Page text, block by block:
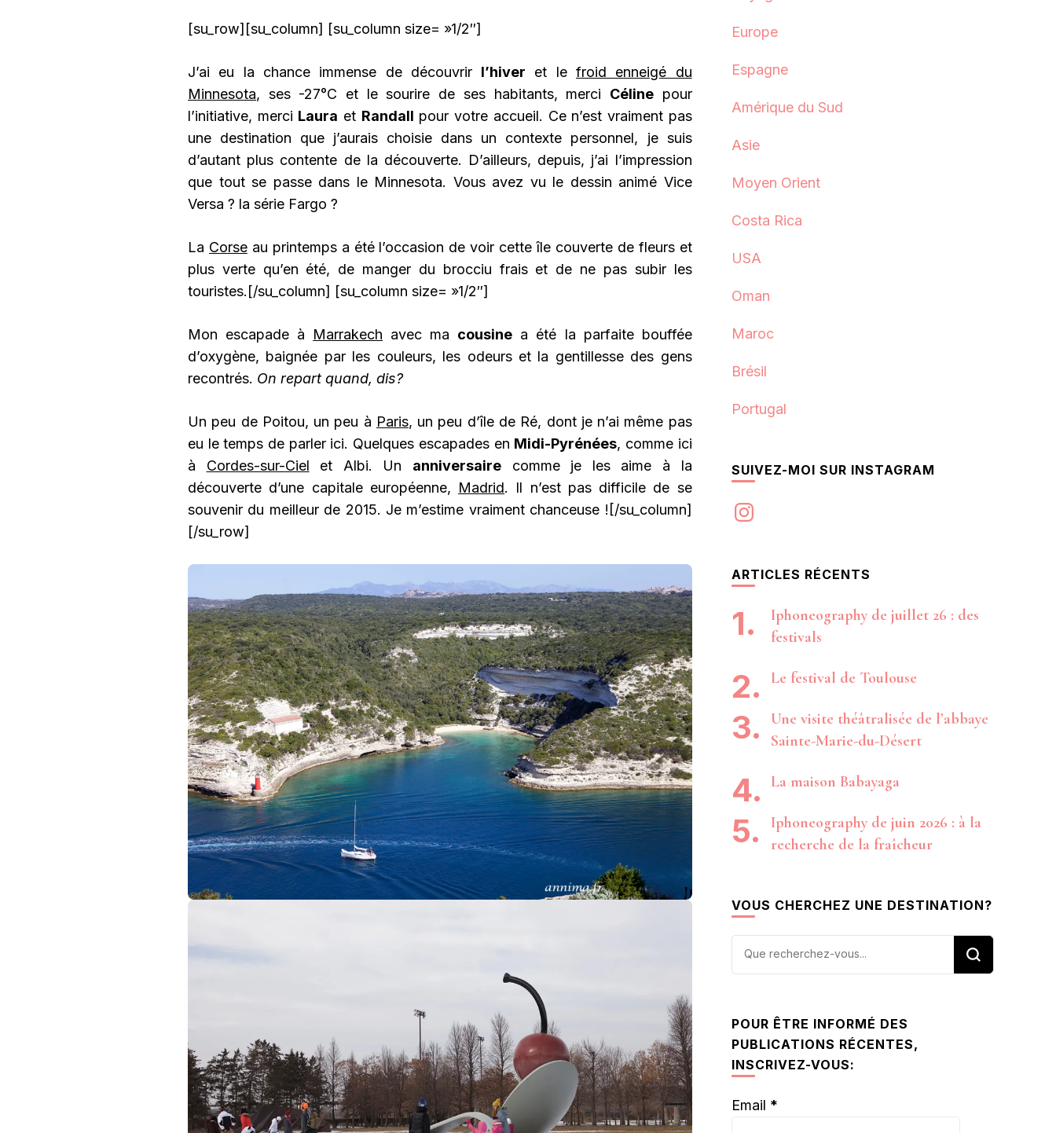
[su_row][su_column] [su_column size= »1/2″]
J’ai eu la chance immense de découvrir l’hiver et lefroid enneigé du
Minnesota, ses -27°C et le sourire de ses habitants, merci Célinepour
l’initiative, merci Laura et Randall pour votre accueil. Ce n’est vraiment pas
une destination que j’aurais choisie dans un contexte personnel, je suis
d’autant plus contente de la découverte. D’ailleurs, depuis, j’ai l’impression
que tout se passe dans le Minnesota. Vous avez vu le dessin animé Vice
Versa ? la série Fargo ?
La Corseau printemps a été l’occasion de voir cette île couverte de fleurs et
plus verte qu’en été, de manger du brocciu frais et de ne pas subir les
touristes.[/su_column] [su_column size= »1/2″]
Mon escapade à Marrakech avec ma cousine a été la parfaite bouffée
d’oxygène, baignée par les couleurs, les odeurs et la gentillesse des gens
recontrés. On repart quand, dis?
Un peu de Poitou, un peu à Paris, un peu d’île de Ré, dont je n’ai même pas
eu le temps de parler ici. Quelques escapades en Midi-Pyrénées, comme ici
à Cordes-sur-Ciel et Albi. Un anniversaire comme je les aime à la
découverte d’une capitale européenne, Madrid. Il n’est pas difficile de se
souvenir du meilleur de 2015. Je m’estime vraiment chanceuse ![/su_column]
[/su_row]
Europe
Espagne
Amérique du Sud
Asie
Moyen Orient
Costa Rica
USA
Oman
Maroc
Brésil
Portugal
SUIVEZ-MOI SUR INSTAGRAM
Instagram
ARTICLES RÉCENTS
Iphoneography de juillet 26 : des
festivals
Le festival de Toulouse
Une visite théâtralisée de l’abbaye
Sainte-Marie-du-Désert
La maison Babayaga
Iphoneography de juin 2026 : à la
recherche de la fraîcheur
VOUS CHERCHEZ UNE DESTINATION?
Vous
POUR ÊTRE INFORMÉ DES
PUBLICATIONS RÉCENTES,
INSCRIVEZ-VOUS:
Email *